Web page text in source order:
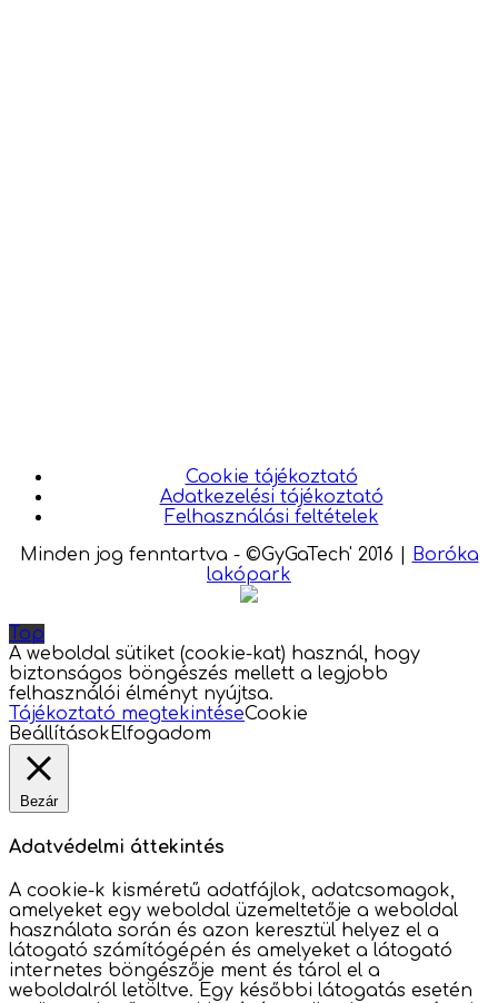
Cookie tájékoztató
Adatkezelési tájékoztató
Felhasználási feltételek
Minden jog fenntartva - ©GyGaTech' 2016
Boróka
lakópark
Top
A weboldal sütiket (cookie-kat) használ, hogy
biztonságos böngészés mellett a legjobb
felhasználói élményt nyújtsa.
Tájékoztató megtekintéseCookie
Beállítások Elfogadom
Bezár
Adatvédelmi áttekintés
A cookie-k kisméretű adatfájlok, adatcsomagok,
amelyeket egy weboldal üzemeltetője a weboldal
használata során és azon keresztül helyez el a
látogató számítógépén és amelyeket a látogató
internetes böngészője ment és tárol el a
weboldalról letöltve. Egy későbbi látogatás esetén